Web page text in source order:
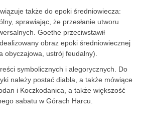
także do epoki średniowiecza:
sprawiając, że przesłanie utworu
Goethe przeciwstawił
obraz epoki średniowiecznej
obyczajowa, ustrój feudalny).
symbolicznych i alegorycznych. Do
należy postać diabła, a także mówiące
i Koczkodanica, a także większość
sabatu w Górach Harcu.